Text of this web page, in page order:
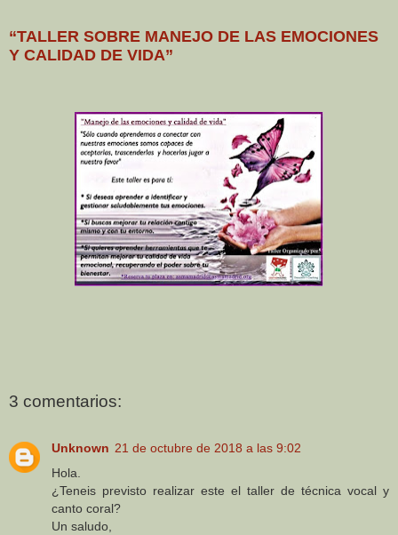
“TALLER SOBRE MANEJO DE LAS EMOCIONES
Y CALIDAD DE VIDA”
3 comentarios:
Unknown 21 de octubre de 2018 a las 9:02
Hola.
¿Teneis previsto realizar este el taller de técnica vocal y
canto coral?
Un saludo,